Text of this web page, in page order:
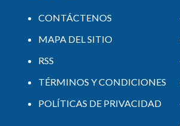
CONTÁCTENOS
MAPA DEL SITIO
RSS
TÉRMINOS Y CONDICIONES
POLÍTICAS DE PRIVACIDAD